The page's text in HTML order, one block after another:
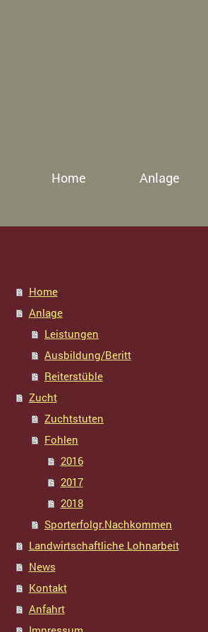
Home Anlage
Home
Anlage
Leistungen
Ausbildung/Beritt
Reiterstüble
Zucht
Zuchtstuten
Fohlen
2016
2017
2018
Sporterfolgr.Nachkommen
Landwirtschaftliche Lohnarbeit
News
Kontakt
Anfahrt